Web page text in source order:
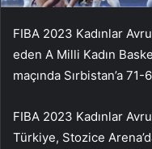
FIBA 2023 Kadınlar
eden A Milli Kadın
maçında Sırbistan’a
FIBA 2023 Kadınlar
Türkiye, Stozice